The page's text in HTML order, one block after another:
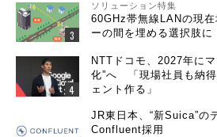
ソリューション特集
60GHz帯無線LANの現
ーの間を埋める選択肢に
NTTドコモ、2027年に
化”へ 「現場社員も納
ェント作る」
JR東日本、“新Suica”の
Confluent採用